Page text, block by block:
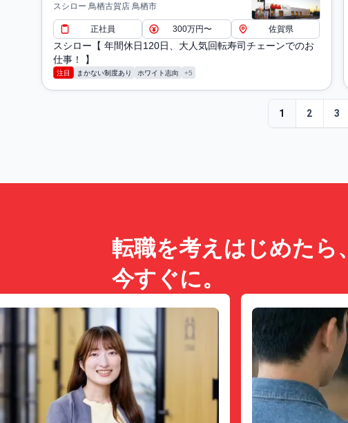
スシロー 鳥栖古賀店 鳥栖市
正社員 300万円〜 佐賀県
スシロー【 年間休日120日、大人気回転寿司チェーンでのお
仕事！ 】
注目 まかない制度あり ホワイト志向 +5
1 2 3
転職を考えはじめたら、
今すぐに。